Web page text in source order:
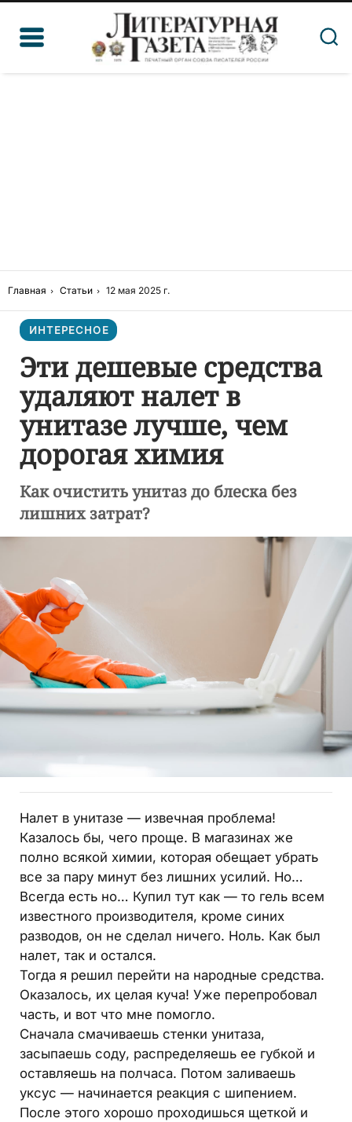
Главная Статьи 12 мая 2025 г.
ИНТЕРЕСНОЕ
Эти дешевые средства
удаляют налет в
унитазе лучше, чем
дорогая химия
Как очистить унитаз до блеска без
лишних затрат?
Налет в унитазе — извечная проблема!
Казалось бы, чего проще. В магазинах же
полно всякой химии, которая обещает убрать
все за пару минут без лишних усилий. Но…
Всегда есть но… Купил тут как — то гель всем
известного производителя, кроме синих
разводов, он не сделал ничего. Ноль. Как был
налет, так и остался.
Тогда я решил перейти на народные средства.
Оказалось, их целая куча! Уже перепробовал
часть, и вот что мне помогло.
Сначала смачиваешь стенки унитаза,
засыпаешь соду, распределяешь ее губкой и
оставляешь на полчаса. Потом заливаешь
уксус — начинается реакция с шипением.
После этого хорошо проходишься щеткой и